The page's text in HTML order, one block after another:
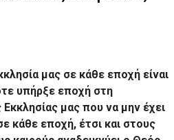
μας σε κάθε εποχή είναι
υπήρξε εποχή στη
Εκκλησίας μας που να μην έχει
κάθε εποχή, έτσι και στους